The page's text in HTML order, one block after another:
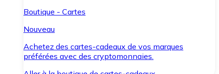
Boutique - Cartes
Nouveau
Achetez des cartes-cadeaux de vos marques
préférées avec des cryptomonnaies.